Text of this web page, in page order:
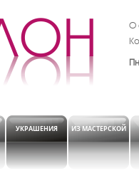
О
УКРАШЕНИЯ ИЗ МАСТЕРСКОЙ